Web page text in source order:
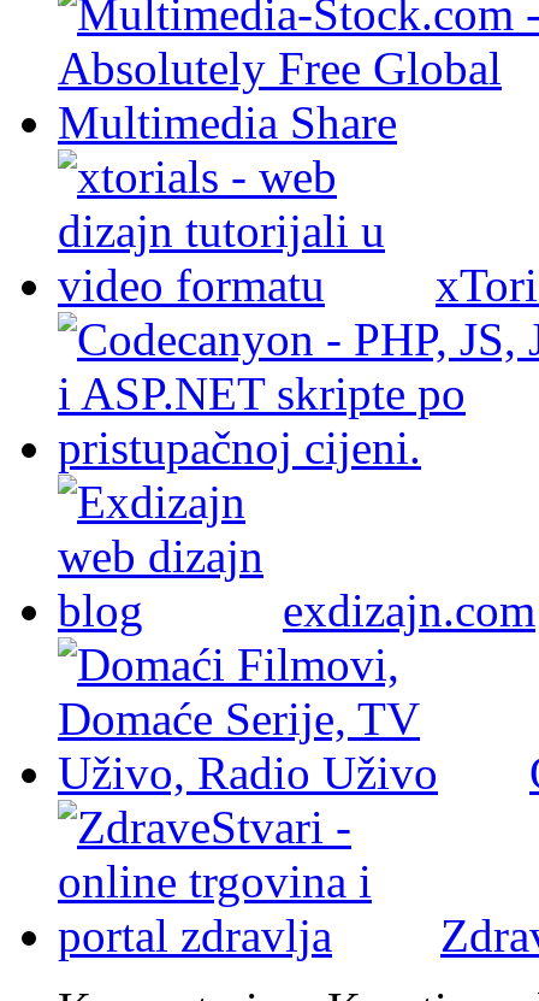
exdizajn.com